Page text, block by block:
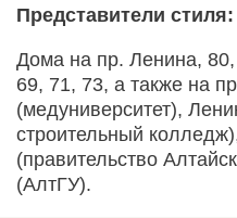
Представители стиля:
Дома на пр. Ленина,
69, 71, 73, а также на
(медуниверситет),
строительный
(правительство
(АлтГУ).